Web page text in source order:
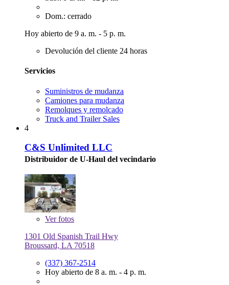
Dom.: cerrado
Hoy abierto de 9 a. m. - 5 p. m.
Devolución del cliente 24 horas
Servicios
Suministros de mudanza
Camiones para mudanza
Remolques y remolcado
Truck and Trailer Sales
4
C&S Unlimited LLC
Distribuidor de U-Haul del vecindario
Verfotos
1301 Old Spanish Trail Hwy
Broussard, LA 70518
(337) 367-2514
Hoy abierto de 8 a. m. - 4 p. m.